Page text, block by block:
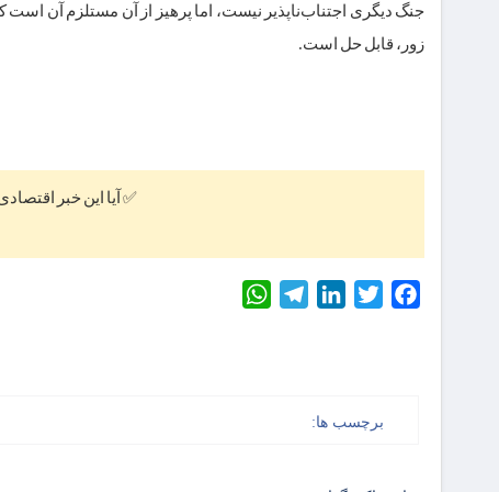
جنگ دیگری اجتناب‌ناپذیر نیست، اما پرهیز از آن مستلزم آن است
زور، قابل حل است.
✅ آیا این خبر
Facebook
Twitter
LinkedIn
Telegram
برچسب ها: